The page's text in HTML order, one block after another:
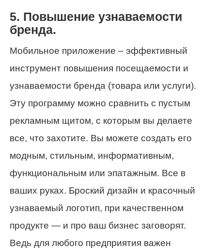
5. Повышение узнаваемости
бренда.
Мобильное приложение – эффективный
инструмент повышения посещаемости и
узнаваемости бренда (товара или услуги).
Эту программу можно сравнить с пустым
рекламным щитом, с которым вы делаете
все, что захотите. Вы можете создать его
модным, стильным, информативным,
функциональным или эпатажным. Все в
ваших руках. Броский дизайн и красочный
узнаваемый логотип, при качественном
продукте — и про ваш бизнес заговорят.
Ведь для любого предприятия важен